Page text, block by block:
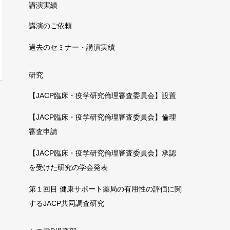
講演実績
講演のご依頼
過去のセミナー・講演実績
研究
【JACP臨床・疫学研究倫理審査委員会】設置
【JACP臨床・疫学研究倫理審査委員会】倫理
審査申請
【JACP臨床・疫学研究倫理審査委員会】承認
を受けた研究の学会発表
第１回目 健康サポート薬局の有用性の評価に関
するJACP共同調査研究